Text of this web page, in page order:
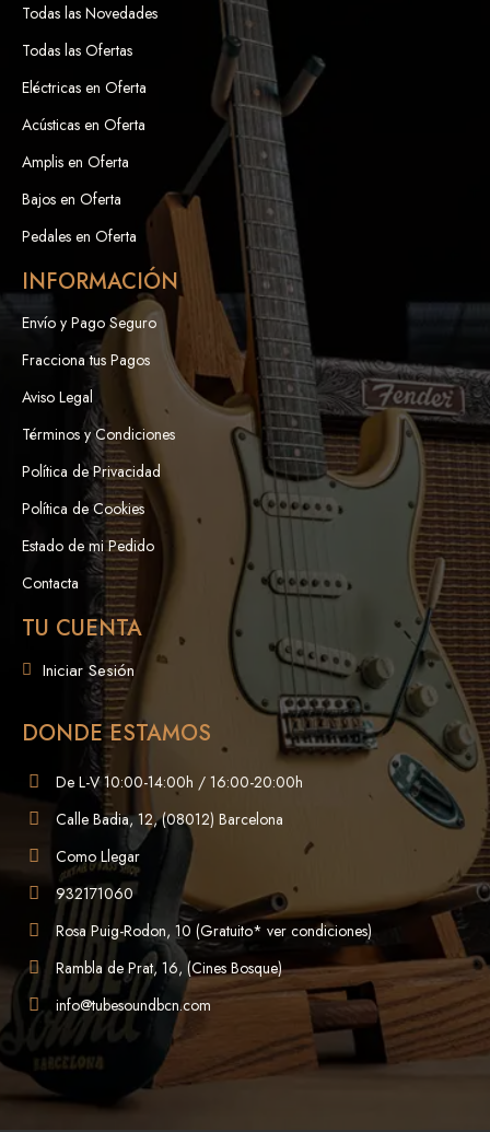
Todas las Novedades
Todas las Ofertas
Eléctricas en Oferta
Acústicas en Oferta
Amplis en Oferta
Bajos en Oferta
Pedales en Oferta
INFORMACIÓN
Envío y Pago Seguro
Fracciona tus Pagos
Aviso Legal
Términos y Condiciones
Política de Privacidad
Política de Cookies
Estado de mi Pedido
Contacta
TU CUENTA
Iniciar Sesión
DONDE ESTAMOS
De L-V 10:00-14:00h / 16:00-20:00h
Calle Badia, 12, (08012) Barcelona
Como Llegar
932171060
Rosa Puig-Rodon, 10 (Gratuito* ver condiciones)
Rambla de Prat, 16, (Cines Bosque)
info@tubesoundbcn.com